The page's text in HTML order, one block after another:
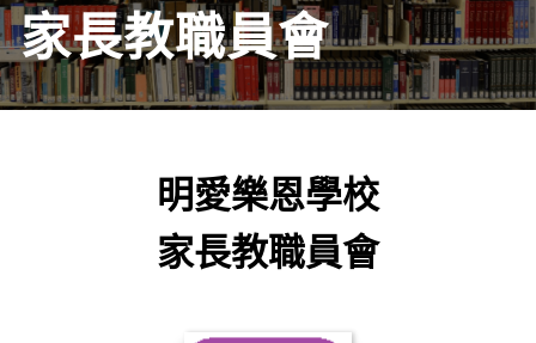
家長教職員會
明愛樂恩學校
家長教職員會